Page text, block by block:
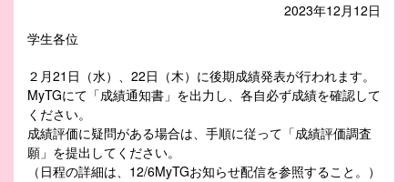
2023年12月12日
学生各位
２月21日（水）、22日（木）に後期成績発表が行われます。
MyTGにて「成績通知書」を出力し、各自必ず成績を確認して
ください。
成績評価に疑問がある場合は、手順に従って「成績評価調査
願」を提出してください。
（日程の詳細は、12/6MyTGお知らせ配信を参照すること。）